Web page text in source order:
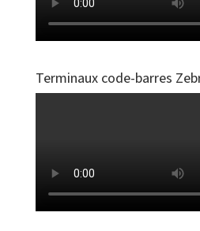
Terminaux code-barres